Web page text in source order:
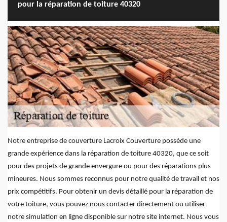
pour la réparation de toiture 40320
Notre entreprise de couverture Lacroix Couverture possède une
grande expérience dans la réparation de toiture 40320, que ce soit
pour des projets de grande envergure ou pour des réparations plus
mineures. Nous sommes reconnus pour notre qualité de travail et nos
prix compétitifs. Pour obtenir un devis détaillé pour la réparation de
votre toiture, vous pouvez nous contacter directement ou utiliser
notre simulation en ligne disponible sur notre site internet. Nous vous